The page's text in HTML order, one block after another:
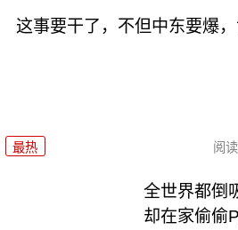
这事要干了，不但中东要爆，
最热 阅读
全世界都倒
却在家偷偷P